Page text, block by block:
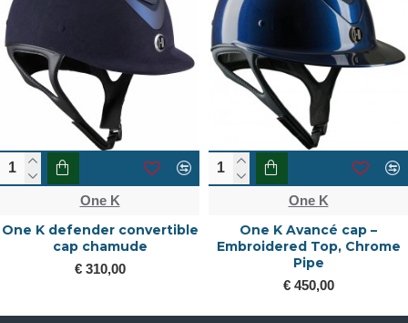
One K
One K defender convertible
cap chamude
€ 310,00
One K
One K Avancé cap –
Embroidered Top, Chrome
Pipe
€ 450,00